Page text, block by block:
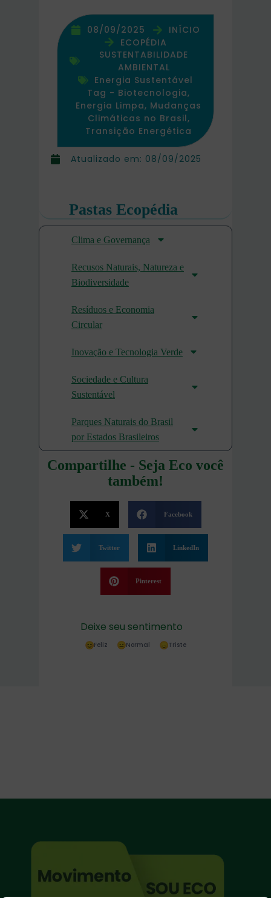
Atualizado em: 08/09/2025
08/09/2025
INÍCIO
ECOPÉDIA
SUSTENTABILIDADE
AMBIENTAL
Energia Sustentável
Tag - Biotecnologia,
Energia Limpa, Mudanças
Climáticas no Brasil,
Transição Energética
Pastas Ecopédia
Clima e Governança
Recusos Naturais, Natureza e
Biodiversidade
Resíduos e Economia
Circular
Inovação e Tecnologia Verde
Sociedade e Cultura
Sustentável
Parques Naturais do Brasil
por Estados Brasileiros
Compartilhe - Seja Eco você
também!
X Facebook
Twitter LinkedIn
Pinterest
Deixe seu sentimento
Feliz Normal Triste